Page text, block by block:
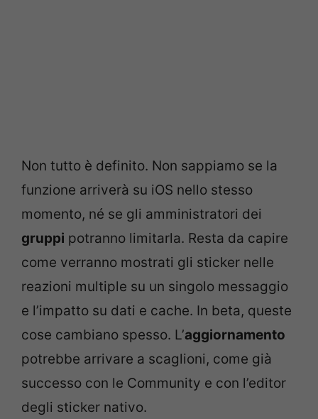
Non tutto è definito. Non sappiamo se la
funzione arriverà su iOS nello stesso
momento, né se gli amministratori dei
gruppi potranno limitarla. Resta da capire
come verranno mostrati gli sticker nelle
reazioni multiple su un singolo messaggio
e l’impatto su dati e cache. In beta, queste
cose cambiano spesso. L’aggiornamento
potrebbe arrivare a scaglioni, come già
successo con le Community e con l’editor
degli sticker nativo.